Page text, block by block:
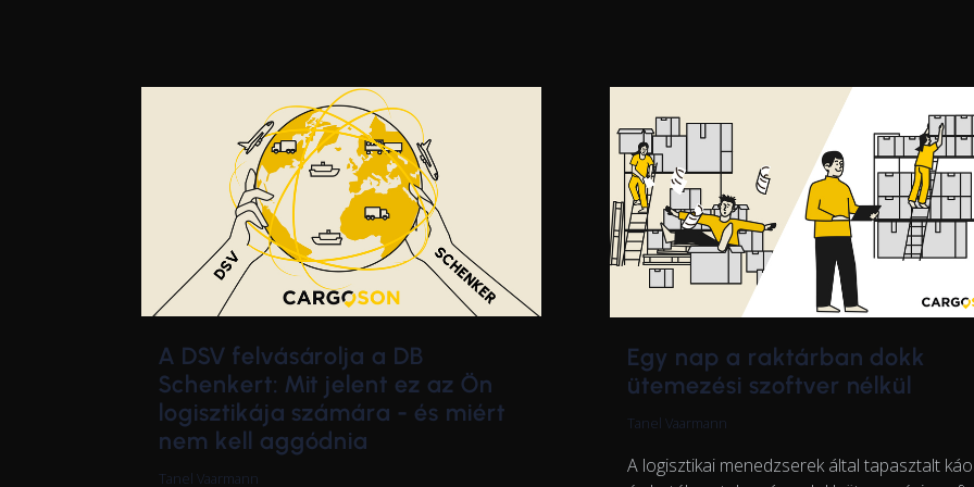
A DSV felvásárolja a DB
Schenkert: Mit jelent ez az Ön
logisztikája számára - és miért
nem kell aggódnia
Tanel Vaarmann
Egy nap a raktárban dokk
ütemezési szoftver nélkül
Tanel Vaarmann
A logisztikai menedzserek által tapasztalt